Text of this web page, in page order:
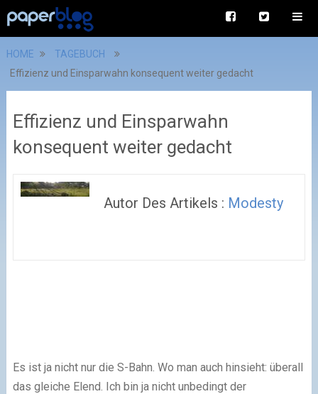
HOME
TAGEBUCH
Effizienz und Einsparwahn konsequent weiter gedacht
Effizienz und Einsparwahn
konsequent weiter gedacht
Autor Des Artikels : Modesty
Es ist ja nicht nur die S-Bahn. Wo man auch hinsieht: überall
das gleiche Elend. Ich bin ja nicht unbedingt der